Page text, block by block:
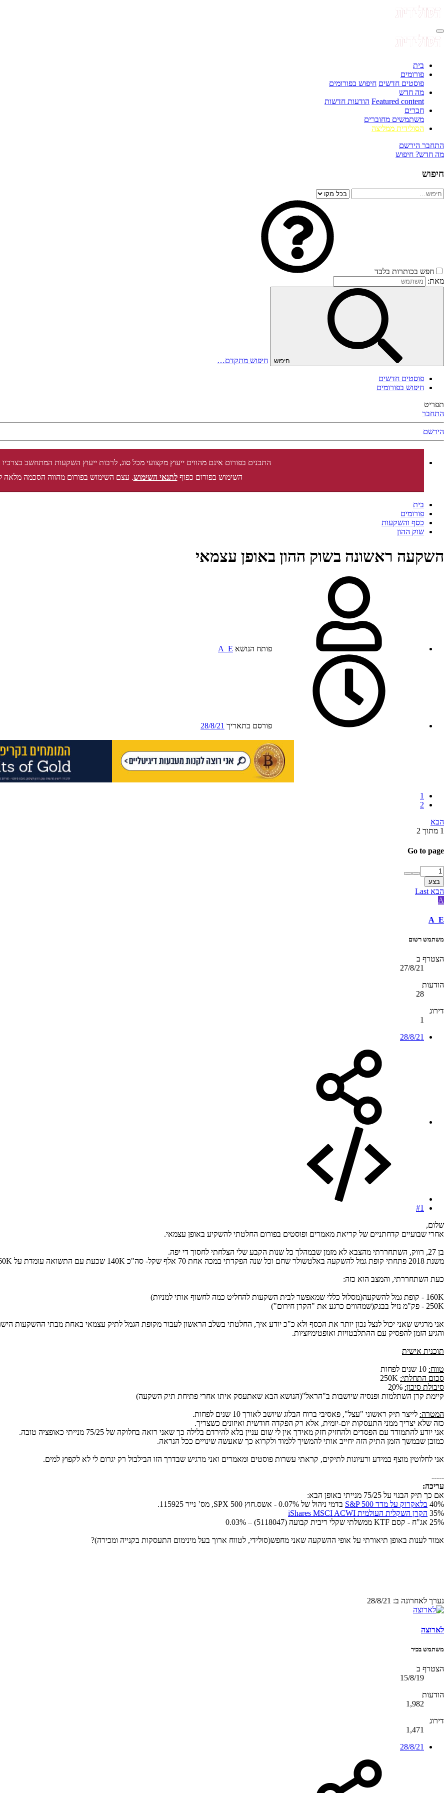
בית
פורומים
פוסטים חדשים חיפוש בפורומים
מה חדש
Featured content הודעות חדשות
חברים
משתמשים מחוברים
הסולידית ממליצה
התחבר הירשם
מה חדש? חיפוש
חיפוש
חפש בכותרות בלבד
מאת:
חיפוש חיפוש מתקדם…
פוסטים חדשים
חיפוש בפורומים
תפריט
התחבר
הירשם
התכנים בפורום אינם מהווים ייעוץ מקצועי מכל סוג, לרבות ייעוץ השקעות המתחשב
השימוש בפורום כפוףלתנאי השימוש. עצם השימוש בפורום מהווה הסכמה מלאה
בית
פורומים
כסף והשקעות
שוק ההון
השקעה ראשונה בשוק ההון באופן עצמאי
פותח הנושא A_E
פורסם בתאריך 28/8/21
1
2
הבא
1 מתוך 2
Go to page
בצע
הבא Last
A
A_E
משתמש רשום
הצטרף ב
27/8/21
הודעות
28
דירוג
1
28/8/21
#1
שלום,
אחרי שבועיים קדחתניים של קריאת מאמרים ופוסטים בפורום החלטתי להשקיע באופן עצמאי.
בן 27, רווק, השתחררתי מהצבא לא מזמן שבמהלך כל שנות הקבע שלי הצלחתי לחסוך די יפה.
משנת 2018 פתחתי קופת גמל להשקעה באלטשולר שחם וכל שנה הפקדתי במכה אחת 70 אלף שקל- סה"כ 140K שכעת עם התשואה עומדת על 160K.
כעת השתחררתי, והמצב הוא כזה:
160K - קופת גמל להשקעה(מסלול כללי שמאפשר לבית השקעות להחליט כמה לחשוף אותי למניות)
250K - פק"מ נזיל בבנק(שמהווים כרגע את "הקרן חירום")
אני מרגיש שאני יכול לנצל נכון יותר את הכסף ולא כ"כ יודע איך, החלטתי בשלב הראשון לעבור מקופת הגמל לתיק עצמאי באחת מבתי ההשקעות
והגיע הזמן להפסיק עם ההתלבטויות ואופטימיזציות.
תוכנית אישית
טווח:
סכום התחלתי:
סיבולת סיכון:
קיימת קרן השתלמות ופנסיה שיושבות ב"הראל"(הנושא הבא שאתעסק איתו אחרי פתיחת תיק השקעה)
המטרה: לייצר תיק ראשוני "עצל", פאסיבי ברוח הבלוג שיושב לאורך 10 שנים לפחות.
כזה שלא יצריך ממני התעסקות יום-יומית, אלא רק הפקדה חודשית ואיזונים כשצריך.
אני יודע להתמודד עם הפסדים ולהחזיק חזק מאידך אין לי שום עניין בלא להירדם בלילה כך שאני רואה בחלוקה של 75/25 מנייתי כאופציה טובה.
כמובן שבמשך הזמן התיק הזה יחייב אותי להמשיך ללמוד ולקרוא כך שאעשה שינויים ככל הנראה.
אני לחלוטין מוצף במידע ורעיונות לתיקים, קראתי עשרות פוסטים ומאמרים ואני מרגיש שבדרך הזו הבילבול רק יגרום לי לא לקפוץ למים.
-----
עריכה:
אם כך תיק הבנוי על 75/25 מנייתי באופן הבא:
40% בלאקרוק על מדד S&P 500
בדמי ניהול של 0.07% - אשס.חוץ SPX 500, מס’ נייר 115925.
35% הקרן השקלית העולמית iShares MSCI ACWI
25% אג"ח - קסם KTF ממשלתי שקלי ריבית קבועה (5118047) – 0.03%
אמור לענות באופן תיאורתי על אופי ההשקעה שאני מחפש(סולידי, לטווח ארוך בעל מינימום התעסקות בקנייה ומכירה)?
נערך לאחרונה ב: 28/8/21
לארוצה
משתמש בכיר
הצטרף ב
15/8/19
הודעות
1,982
דירוג
1,471
28/8/21